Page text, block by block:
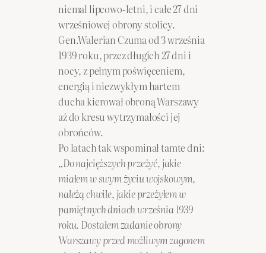
niemal lipcowo-letni, i całe 27 dni
wrześniowej obrony stolicy.
Gen.Walerian Czuma od 3 września
1939 roku, przez długich 27 dni i
nocy, z pełnym poświęceniem,
energią i niezwykłym hartem
ducha kierował obroną Warszawy
aż do kresu wytrzymałości jej
obrońców.
Po latach tak wspominał tamte dni:
„Do najcięższych przeżyć, jakie
miałem w swym życiu wojskowym,
należą chwile, jakie przeżyłem w
pamiętnych dniach września 1939
roku. Dostałem zadanie obrony
Warszawy przed możliwym zagonem